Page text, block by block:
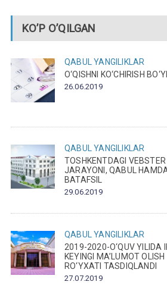
KO’P O’QILGAN
QABUL YANGILIKLAR
O‘QISHNI KO‘CHIRISH
26.06.2019
QABUL YANGILIKLAR
TOSHKENTDAGI
JARAYONI, QABUL
BATAFSIL
29.06.2019
QABUL YANGILIKLAR
2019-2020-O‘QUV YILIDA
KEYINGI MA’LUMOT
RO‘YXATI TASDIQLANDI
27.07.2019